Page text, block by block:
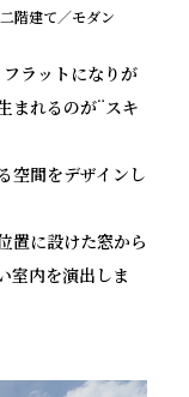
階建て／モダン
ラットになりが
まれるのが¨スキ
空間をデザインし
置に設けた窓から
室内を演出しま